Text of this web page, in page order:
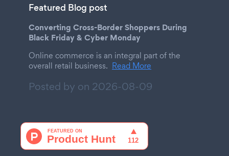
Featured Blog post
Converting Cross-Border Shoppers During
Black Friday & Cyber Monday
Online commerce is an integral part of the
overall retail business. Read More
Posted by on 2026-08-09